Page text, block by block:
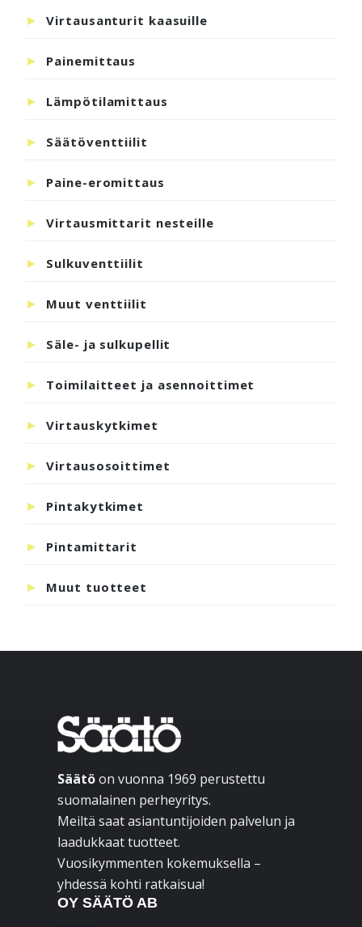
Virtausanturit kaasuille
Painemittaus
Lämpötilamittaus
Säätöventtiilit
Paine-eromittaus
Virtausmittarit nesteille
Sulkuventtiilit
Muut venttiilit
Säle- ja sulkupellit
Toimilaitteet ja asennoittimet
Virtauskytkimet
Virtausosoittimet
Pintakytkimet
Pintamittarit
Muut tuotteet
Footer
Säätöon vuonna 1969 perustettu
suomalainen perheyritys.
Meiltä saat asiantuntijoiden palvelun ja
laadukkaat tuotteet.
Vuosikymmenten kokemuksella –
yhdessä kohti ratkaisua!
OY SÄÄTÖ AB